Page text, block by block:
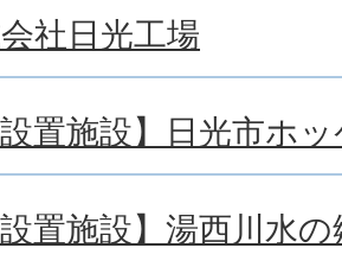
社日光工場
設置施設】日光市ホ
設置施設】湯西川水の